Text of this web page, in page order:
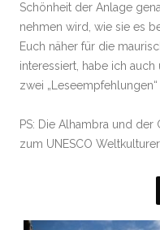
Schönheit der Anlage
nehmen wird, wie sie es
Euch näher für die
interessiert, habe ich
zwei
PS: Die Alhambra und
zum UNESCO